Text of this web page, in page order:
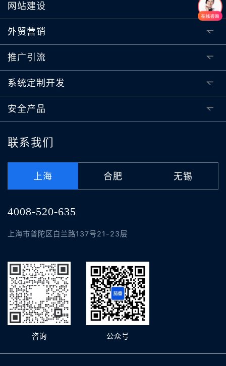
网站建设
外贸营销
推广引流
系统定制开发
安全产品
联系我们
上海 合肥 无锡
4008-520-635
上海市普陀区白兰路137号21-23层
咨询 公众号